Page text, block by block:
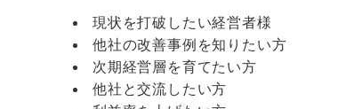
現状を打破したい経営者様
他社の改善事例を知りたい方
次期経営層を育てたい方
他社と交流したい方